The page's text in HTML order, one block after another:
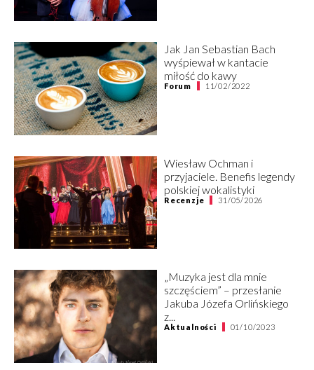
Jak Jan Sebastian Bach
wyśpiewał w kantacie
miłość do kawy
Forum 11/02/2022
Wiesław Ochman i
przyjaciele. Benefis legendy
polskiej wokalistyki
Recenzje 31/05/2026
„Muzyka jest dla mnie
szczęściem” – przesłanie
Jakuba Józefa Orlińskiego
z...
Aktualności 01/10/2023